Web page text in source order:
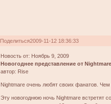
Поделиться2009-11-12 18:36:33
Новость от: Ноябрь 9, 2009
Новогоднее представление от
автор: Rise
Nightmare очень любят своих фанатов.
Эту новогоднюю ночь Nightmare встретят